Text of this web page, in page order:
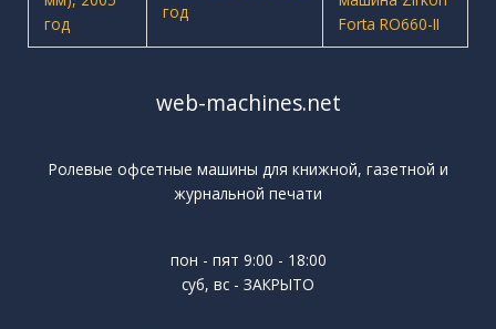
web-machines.net
Ролевые офсетные машины для книжной, газетной и
журнальной печати
пон - пят 9:00 - 18:00
суб, вс - ЗАКРЫТО